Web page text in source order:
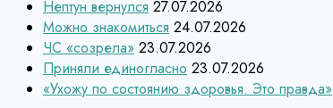
Нептун вернулся 27.07.2026
Можно знакомиться 24.07.2026
ЧС «созрела» 23.07.2026
Приняли единогласно 23.07.2026
«Ухожу по состоянию здоровья. Это правда»